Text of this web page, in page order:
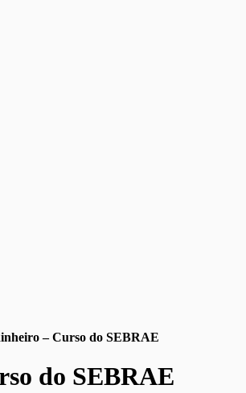
– Curso do SEBRAE
do SEBRAE